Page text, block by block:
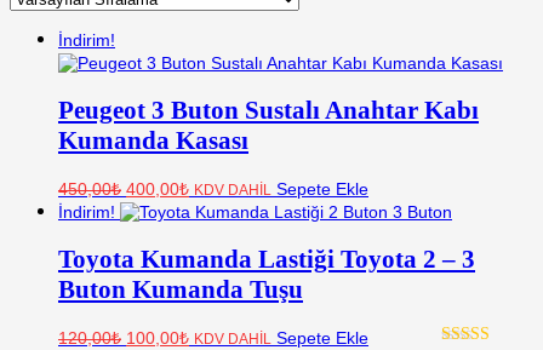
İndirim!
Peugeot 3 Buton Sustalı Anahtar Kabı
Kumanda Kasası
450,00₺ Orijinal
fiyat:
450,00₺.
400,00₺Şu
andaki
fiyat:
400,00₺.
KDV DAHİL
Sepete Ekle
İndirim!
Toyota Kumanda Lastiği Toyota 2 – 3
Buton Kumanda Tuşu
120,00₺ Orijinal
100,00₺Şu
KDV DAHİL Sepete Ekle